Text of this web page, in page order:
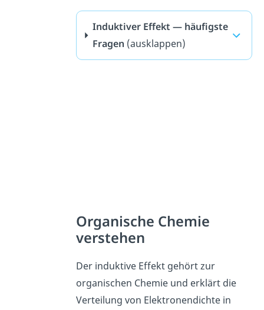
Induktiver Effekt — häufigste
Fragen (ausklappen)
Organische Chemie
verstehen
Der induktive Effekt gehört zur
organischen Chemie und erklärt die
Verteilung von Elektronendichte in